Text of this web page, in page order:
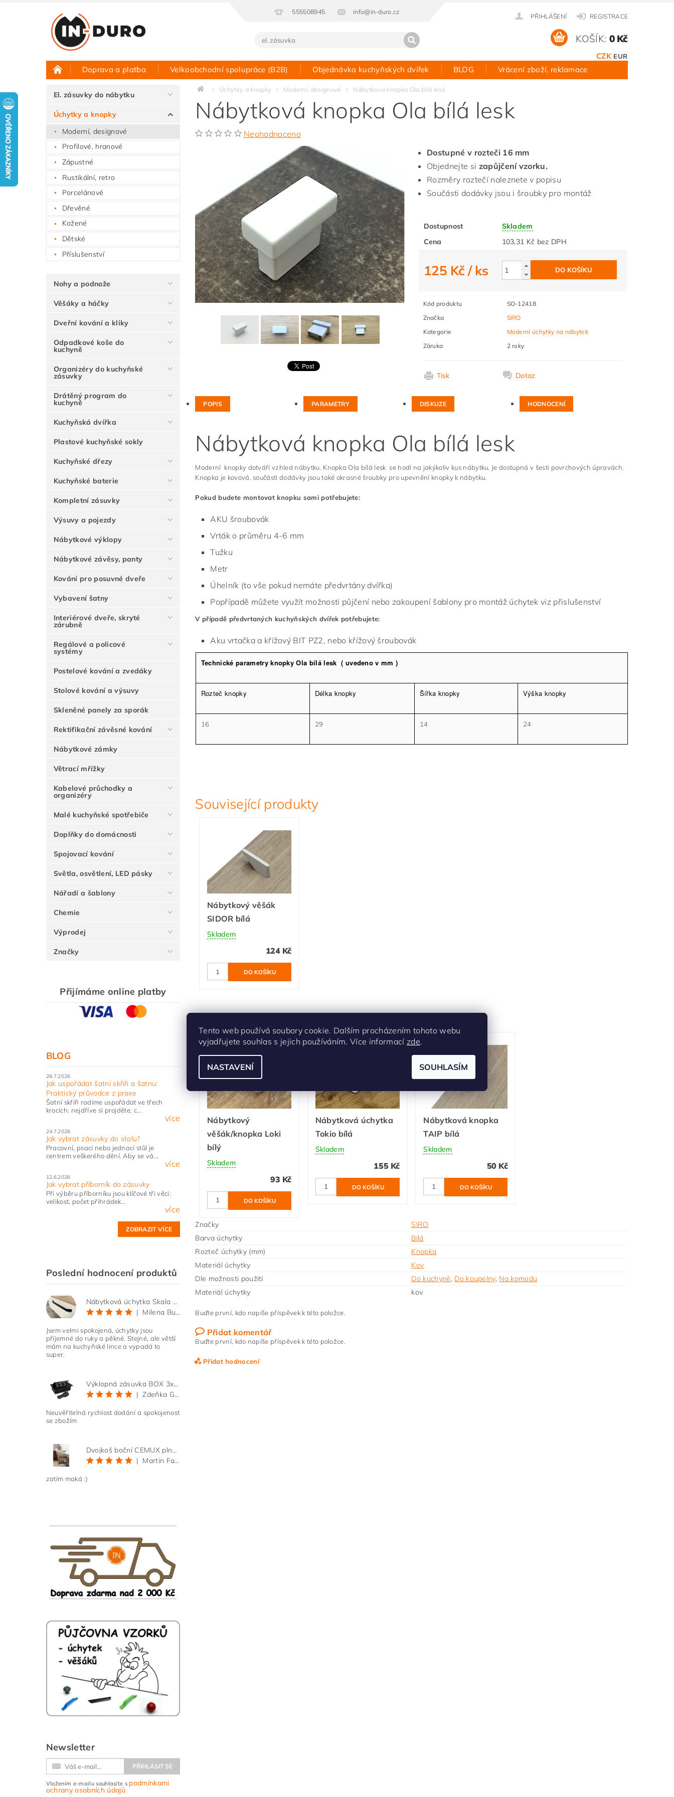
555508945 info@in-duro.cz
PŘIHLÁŠENÍ REGISTRACE
CZK EUR
KOŠÍK: 0 Kč
Doprava a platba Velkoobchodní spolupráce (B2B) Objednávka kuchyňských dvířek BLOG Vrácení zboží, reklamace
Půjčovna vzorků Hodnocení obchodu Kontakt
El. zásuvky do nábytku
Úchytky a knopky
Moderní, designové
Profilové, hranové
Zápustné
Rustikální, retro
Porcelánové
Dřevěné
Kožené
Dětské
Příslušenství
Nohy a podnože
Věšáky a háčky
Dveřní kování a kliky
Odpadkové koše do
kuchyně
Organizéry do kuchyňské
zásuvky
Drátěný program do
kuchyně
Kuchyňská dvířka
Plastové kuchyňské sokly
Kuchyňské dřezy
Kuchyňské baterie
Kompletní zásuvky
Výsuvy a pojezdy
Nábytkové výklopy
Nábytkové závěsy, panty
Kování pro posuvné dveře
Vybavení šatny
Interiérové dveře, skryté
zárubně
Regálové a policové
systémy
Postelové kování a zvedáky
Stolové kování a výsuvy
Skleněné panely za sporák
Rektifikační závěsné kování
Nábytkové zámky
Větrací mřížky
Kabelové průchodky a
organizéry
Malé kuchyňské spotřebiče
Doplňky do domácnosti
Spojovací kování
Světla, osvětlení, LED pásky
Nářadí a šablony
Chemie
Výprodej
Značky
Přijímáme online platby
BLOG
28.7.2026
Jak uspořádat šatní skříň a šatnu:
Praktický průvodce z praxe
Šatní skříň radíme uspořádat ve třech
krocích: nejdříve si projděte, c...
více
24.7.2026
Jak vybrat zásuvky do stolu?
Pracovní, psací nebo jednací stůl je
centrem veškerého dění. Aby se vá...
více
12.6.2026
Jak vybrat příborník do zásuvky
Při výběru příborníku jsou klíčové tři věci:
velikost, počet přihrádek...
více
ZOBRAZIT VÍCE
Poslední hodnocení produktů
Nábytková úchytka Skala černá matná
|
Milena Bučková
Jsem velmi spokojená, úchytky jsou
příjemné do ruky a pěkné. Stejné, ale větší
mám na kuchyňské lince a vypadá to
super.
Výklopná zásuvka BOX 3x 230V s 3m kabelem - černá
|
Zdeňka Gold
Neuvěřitelná rychlost dodání a spokojenost
se zbožím
Dvojkoš boční CEMUX plné dno 3D, s tlumením antracit 200 mm
|
Martin Faltus
zatím maká :)
Newsletter
Vložením e-mailu souhlasíte s podmínkami
ochrany osobních údajů
Úchytky a knopky Moderní, designové Nábytková knopka Ola bílá lesk
Nábytková knopka Ola bílá lesk
Neohodnoceno
Dostupné v rozteči 16 mm
Objednejte si zapůjčení vzorku.
Rozměry roztečí naleznete v popisu
Součásti dodávky jsou i šroubky pro montáž
Dostupnost
Skladem
Cena
103,31 Kč bez DPH
125 Kč/ ks
Kód produktu
SO-12418
Značka
SIRO
Kategorie
Moderní úchytky na nábytek
Záruka
2 roky
Tisk Dotaz
POPIS PARAMETRY DISKUZE HODNOCENÍ
Nábytková knopka Ola bílá lesk
Moderní knopky dotváří vzhled nábytku. Knopka Ola bílá lesk se hodí na jakýkoliv kus nábytku. Je dostupná v šesti povrchových úpravách.
Knopka je kovová, součásti dodávky jsou také okrasné šroubky pro upevnění knopky k nábytku.
Pokud budete montovat knopku sami potřebujete:
AKU šroubovák
Vrták o průměru 4-6 mm
Tužku
Metr
Úhelník (to vše pokud nemáte předvrtány dvířka)
Popřípadě můžete využít možnosti půjčení nebo zakoupení šablony pro montáž úchytek viz přislušenství
V případě předvrtaných kuchyňských dvířek potřebujete:
Aku vrtačka a křížový BIT PZ2, nebo křížový šroubovák
Technické parametry knopky Ola bílá lesk ( uvedeno v mm )
Rozteč knopky Délka knopky Šířka knopky Výška knopky
16 29 14 24
Související produkty
Nábytkový věšák
SIDOR bílá
Skladem
124 Kč
Podobné produkty
Nábytkový
věšák/knopka Loki
bílý
Skladem
93 Kč
Nábytková úchytka
Tokio bílá
Skladem
155 Kč
Nábytková knopka
TAIP bílá
Skladem
50 Kč
Značky
SIRO
Barva úchytky
Bílá
Rozteč úchytky (mm)
Knopka
Materiál úchytky
Kov
Dle možnosti použití
Do kuchyně, Do koupelny, Na komodu
Materiál úchytky
kov
Buďte první, kdo napíše příspěvek k této položce.
Přidat komentář
Buďte první, kdo napíše příspěvek k této položce.
Přidat hodnocení
Tento web používá soubory cookie. Dalším procházením tohoto webu
vyjadřujete souhlas s jejich používáním. Více informací zde.
NASTAVENÍ SOUHLASÍM